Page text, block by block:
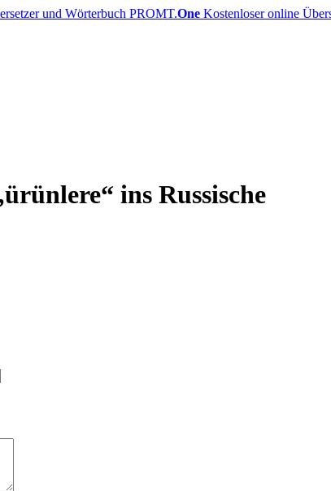
PROMT.One Kostenloser online
ins Russische